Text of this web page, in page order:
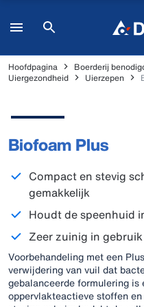
Hoofdpagina Boerderij
Uiergezondheid
Uierzepen
Biofoam Plus
Compact en stevig
gemakkelijk
Houdt de speenhuid
Zeer zuinig in gebruik
Voorbehandeling met een
verwijdering van vuil dat
gebalanceerde formulering
oppervlakteactieve stoffen